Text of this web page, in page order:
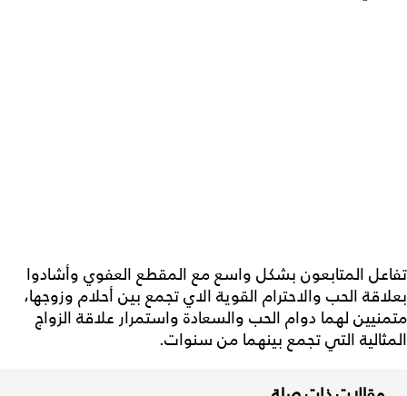
تفاعل المتابعون بشكل واسع مع المقطع العفوي وأشادوا
بعلاقة الحب والاحترام القوية الاي تجمع بين أحلام وزوجها،
متمنيين لهما دوام الحب والسعادة واستمرار علاقة الزواج
المثالية التي تجمع بينهما من سنوات.